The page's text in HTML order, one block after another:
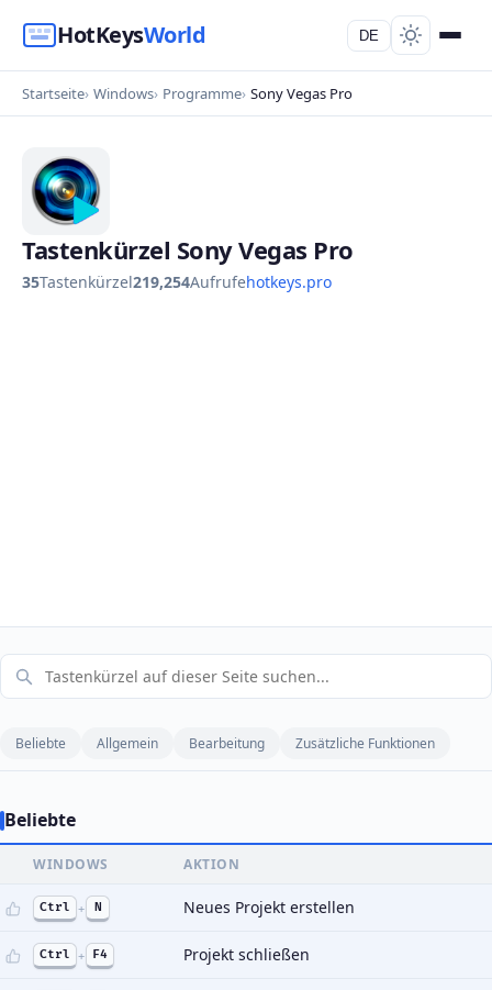
HotKeysWorld DE
Startseite Windows Programme Sony Vegas Pro
Tastenkürzel Sony Vegas Pro
35Tastenkürzel219,254Aufrufehotkeys.pro
Beliebte Allgemein Bearbeitung Zusätzliche Funktionen
Beliebte
WINDOWS AKTION
Ctrl + N Neues Projekt erstellen
Ctrl + F4 Projekt schließen